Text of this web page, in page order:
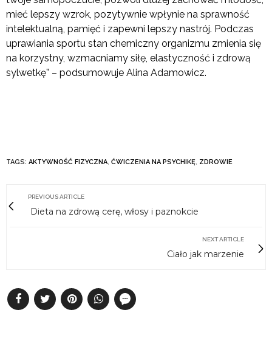
mieć lepszy wzrok, pozytywnie wpłynie na sprawność
intelektualną, pamięć i zapewni lepszy nastrój. Podczas
uprawiania sportu stan chemiczny organizmu zmienia się
na korzystny, wzmacniamy siłę, elastyczność i zdrową
sylwetkę” – podsumowuje Alina Adamowicz.
TAGS: AKTYWNOŚĆ FIZYCZNA, ĆWICZENIA NA PSYCHIKĘ, ZDROWIE
PREVIOUS ARTICLE
Dieta na zdrową cerę, włosy i paznokcie
NEXT ARTICLE
Ciało jak marzenie